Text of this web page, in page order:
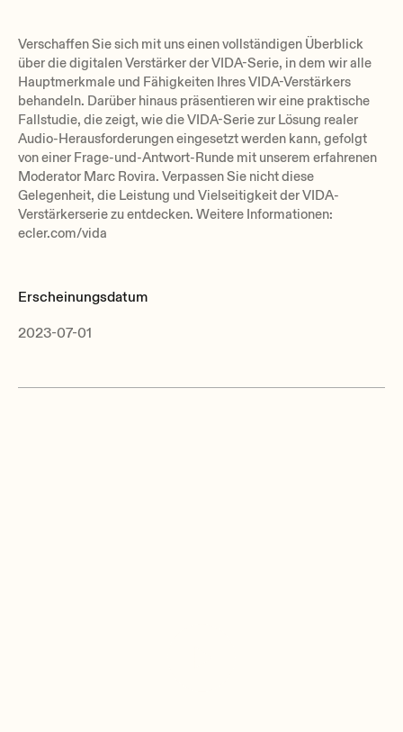
Verschaffen Sie sich mit uns einen vollständigen Überblick
über die digitalen Verstärker der VIDA-Serie, in dem wir alle
Hauptmerkmale und Fähigkeiten Ihres VIDA-Verstärkers
behandeln. Darüber hinaus präsentieren wir eine praktische
Fallstudie, die zeigt, wie die VIDA-Serie zur Lösung realer
Audio-Herausforderungen eingesetzt werden kann, gefolgt
von einer Frage-und-Antwort-Runde mit unserem erfahrenen
Moderator Marc Rovira. Verpassen Sie nicht diese
Gelegenheit, die Leistung und Vielseitigkeit der VIDA-
Verstärkerserie zu entdecken. Weitere Informationen:
ecler.com/vida
Erscheinungsdatum
2023-07-01